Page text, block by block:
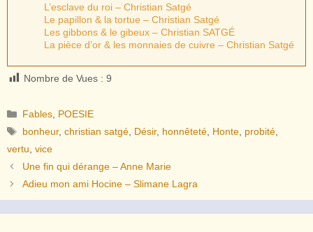
L’esclave du roi – Christian Satgé
Le papillon & la tortue – Christian Satgé
Les gibbons & le gibeux – Christian SATGÉ
La pièce d’or & les monnaies de cuivre – Christian Satgé
Nombre de Vues : 9
Catégories
Fables POESIE
Étiquettes
bonheur,christian satgé Désir, honnêteté Honte probité
vertu vice
Une fin qui dérange – Anne Marie
Adieu mon ami Hocine – Slimane Lagra